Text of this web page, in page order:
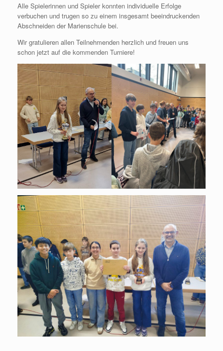
Alle Spielerinnen und Spieler konnten individuelle Erfolge
verbuchen und trugen so zu einem insgesamt beeindruckenden
Abschneiden der Marienschule bei.
Wir gratulieren allen Teilnehmenden herzlich und freuen uns
schon jetzt auf die kommenden Turniere!